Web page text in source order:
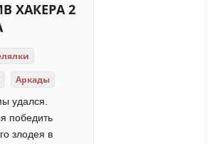
ХАКЕРА 2
Аркады
удался.
победить
злодея в